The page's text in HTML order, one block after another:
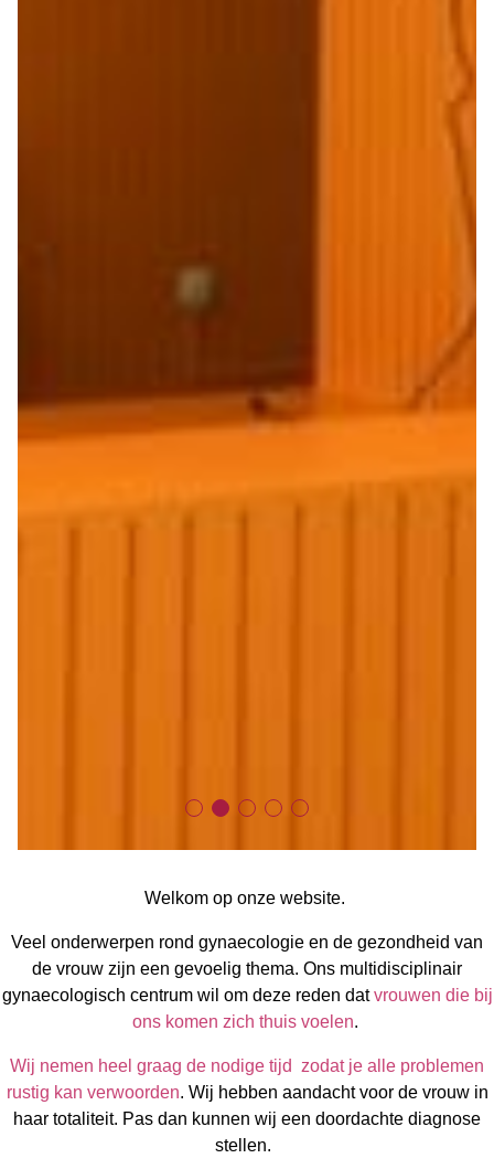
Welkom op onze website.
Veel onderwerpen rond gynaecologie en de gezondheid van
de vrouw zijn een gevoelig thema. Ons multidisciplinair
gynaecologisch centrum wil om deze reden datvrouwen die bij
ons komen zich thuis voelen.
Wij nemen heel graag de nodige tijd zodat je alle problemen
rustig kan verwoorden. Wij hebben aandacht voor de vrouw in
haar totaliteit. Pas dan kunnen wij een doordachte diagnose
stellen.